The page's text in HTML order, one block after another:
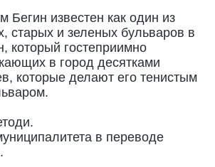
Бегин известен как один из
старых и зеленых бульваров в
который гостеприимно
в город десятками
которые делают его тенистым
в переводе